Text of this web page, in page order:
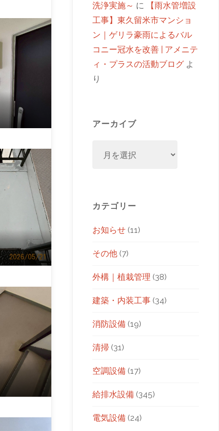
洗浄実施～ に
【雨水管増設
工事】東久留米市マンショ
ン｜ゲリラ豪雨によるバル
コニー冠水を改善 | アメニテ
ィ・プラスの活動ブログよ
り
アーカイブ
カテゴリー
お知らせ (11)
その他 (7)
外構｜植栽管理 (38)
建築・内装工事 (34)
消防設備 (19)
清掃 (31)
空調設備 (17)
給排水設備 (345)
電気設備 (24)